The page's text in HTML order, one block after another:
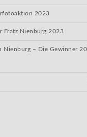
2023
Fratz Nienburg 2023
Nienburg – Die Gewinner